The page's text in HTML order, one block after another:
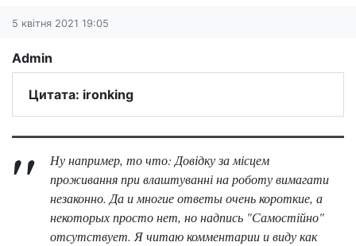
5 квітня 2021 19:05
Admin
Цитата: ironking
Ну например, то что: Довідку за місцем
проживання при влаштуванні на роботу вимагати
незаконно. Да и многие ответы очень короткие, а
некоторых просто нет, но надпись "Самостійно"
отсутствует. Я читаю комментарии и виду как